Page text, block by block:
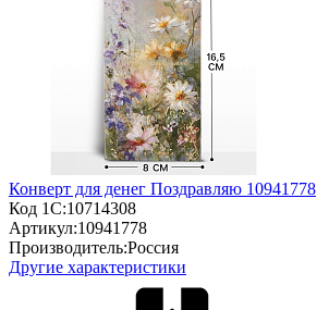
Конверт для денег Поздравляю 10941778
Код 1С:10714308
Артикул:10941778
Производитель:Россия
Другие характеристики